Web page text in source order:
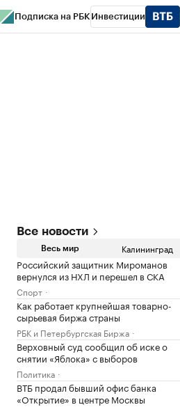
Подписка на РБК Инвестиции
Все новости
Весь мир Калининград
Российский защитник Мироманов
вернулся из НХЛ и перешел в СКА
Спорт
Как работает крупнейшая товарно-
сырьевая биржа страны
РБК и Петербургская Биржа
Верховный суд сообщил об иске о
снятии «Яблока» с выборов
Политика
ВТБ продал бывший офис банка
«Открытие» в центре Москвы